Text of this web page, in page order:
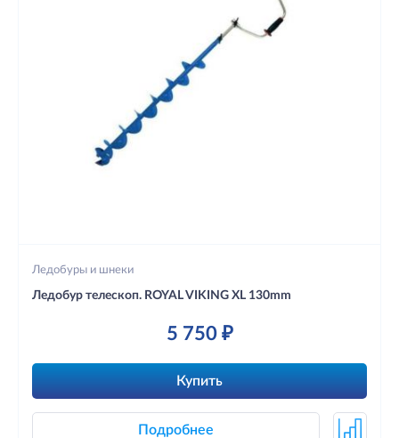
Ледобуры и шнеки
Ледобур телескоп. ROYAL VIKING XL 130mm
5 750 ₽
Купить
Подробнее